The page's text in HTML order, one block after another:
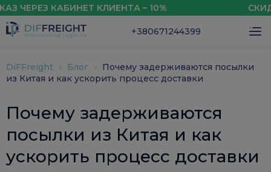
КАБИНЕТ КЛИЕНТА – 10% СКИДКА
+380671244399
DiFFreight Блог
Почему задерживаются посылки
из Китая и как ускорить процесс доставки
Почему задерживаются
посылки из Китая и как
ускорить процесс доставки